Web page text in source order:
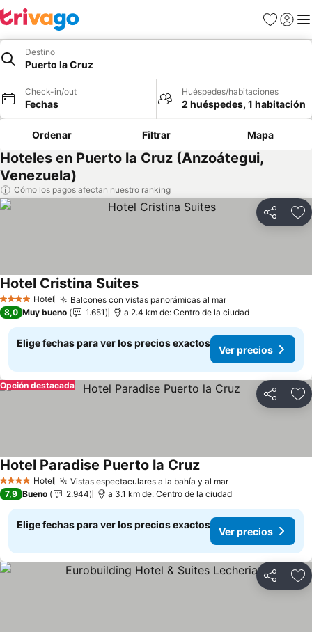
Favoritos
Iniciar
Destino
Puerto la Cruz
Check-in/out
Fechas
Huéspedes/habitaciones
2 huéspedes, 1 habitación
Ordenar Filtrar Mapa
Hoteles en Puerto la Cruz (Anzoátegui,
Venezuela)
Cómo los pagos afectan nuestro ranking
Compartir
4 EstrellasHotel Balcones con vistas panorámicas al mar
Hotel Cristina Suites
8,0 Muy bueno 1.651 a 2.4 km de: Centro de la ciudad
Elige fechas para ver los precios exactos
Ver precios
Compartir
Opción destacada
4 EstrellasHotel Vistas espectaculares a la bahía y al mar
Hotel Paradise Puerto la Cruz
7,9 Bueno 2.944 a 3.1 km de: Centro de la ciudad
Elige fechas para ver los precios exactos
Ver precios
Compartir